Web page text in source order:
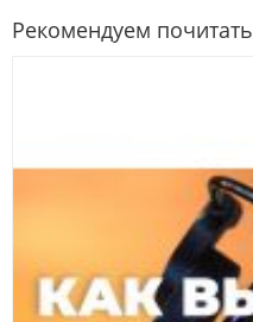
Рекомендуем почитать